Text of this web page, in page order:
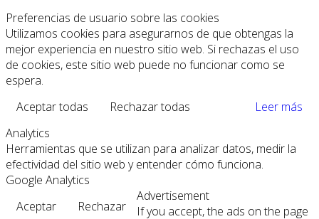
Preferencias de usuario sobre las cookies
Utilizamos cookies para asegurarnos de que obtengas la
mejor experiencia en nuestro sitio web. Si rechazas el uso
de cookies, este sitio web puede no funcionar como se
espera.
Aceptar todas
Rechazar todas
Leer más
Analytics
Herramientas que se utilizan para analizar datos, medir la
efectividad del sitio web y entender cómo funciona.
Google Analytics
Aceptar
Rechazar
Advertisement
If you accept, the ads on the page